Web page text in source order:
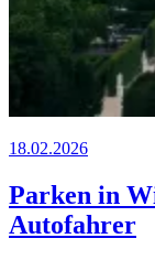
18.02.2026
Parken in
Autofahrer